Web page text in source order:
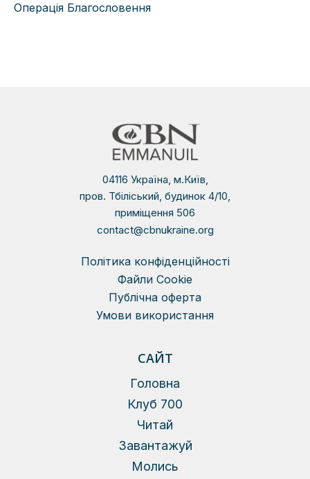
Операція Благословення
04116 Україна, м.Київ,
пров. Тбіліський, будинок 4/10,
приміщення 506
contact@cbnukraine.org
Політика конфіденційності
Файли Сookie
Публічна оферта
Умови використання
САЙТ
Головна
Клуб 700
Читай
Завантажуй
Молись